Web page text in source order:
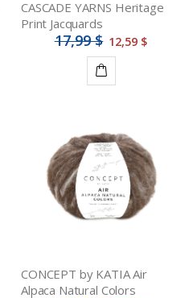
CASCADE YARNS Heritage
Print Jacquards
17,99 $ 12,59 $
panier
CONCEPT by KATIA Air
Alpaca Natural Colors